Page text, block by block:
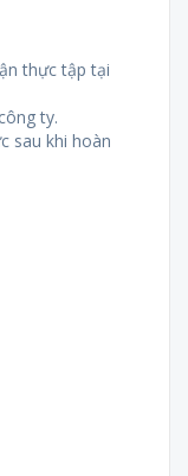
thực tập tại
ty.
sau khi hoàn